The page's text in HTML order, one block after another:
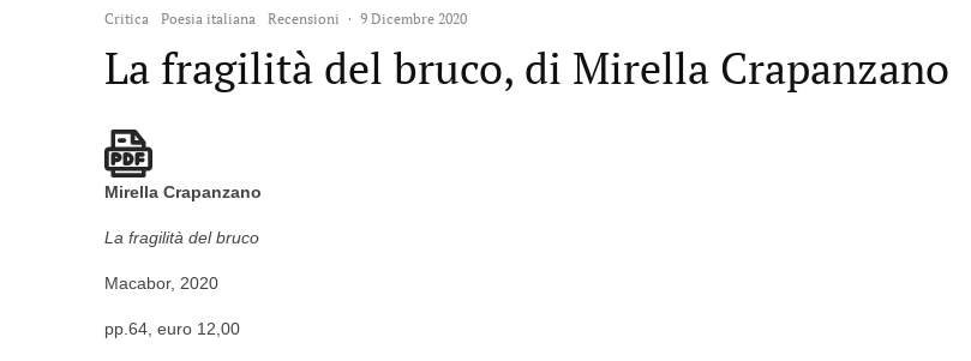
Critica Poesia italiana Recensioni · 9 Dicembre 2020
La fragilità del bruco, di Mirella Crapanzano
Mirella Crapanzano
La fragilità del bruco
Macabor, 2020
pp.64, euro 12,00